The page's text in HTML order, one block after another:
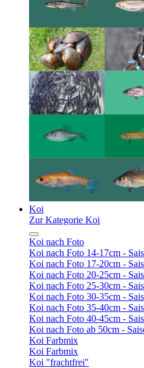
Koi
Zur Kategorie Koi
Koi nach Foto
Koi nach Foto 14-17cm -
Koi nach Foto 17-20cm -
Koi nach Foto 20-25cm -
Koi nach Foto 25-30cm -
Koi nach Foto 30-35cm -
Koi nach Foto 35-40cm -
Koi nach Foto 40-45cm -
Koi nach Foto ab 50cm -
Koi Farbmix
Koi Farbmix
Koi "frachtfrei"